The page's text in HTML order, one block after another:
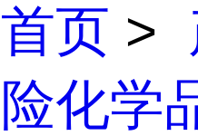
首页 >
险化学